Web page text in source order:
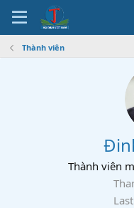
Thành viên
Thành viên